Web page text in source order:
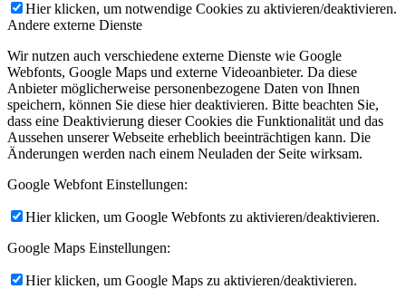
Hier klicken, um notwendige Cookies zu aktivieren/deaktivieren.
Andere externe Dienste
Wir nutzen auch verschiedene externe Dienste wie Google
Webfonts, Google Maps und externe Videoanbieter. Da diese
Anbieter möglicherweise personenbezogene Daten von Ihnen
speichern, können Sie diese hier deaktivieren. Bitte beachten Sie,
dass eine Deaktivierung dieser Cookies die Funktionalität und das
Aussehen unserer Webseite erheblich beeinträchtigen kann. Die
Änderungen werden nach einem Neuladen der Seite wirksam.
Google Webfont Einstellungen:
Hier klicken, um Google Webfonts zu aktivieren/deaktivieren.
Google Maps Einstellungen:
Hier klicken, um Google Maps zu aktivieren/deaktivieren.